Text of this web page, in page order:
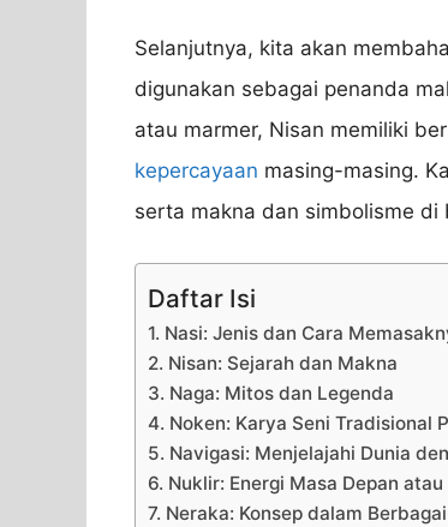
Selanjutnya, kita akan
digunakan sebagai penanda
atau marmer, Nisan memiliki
kepercayaan masing-masing.
serta makna dan simbolisme di
Daftar Isi
1. Nasi: Jenis dan Cara
2. Nisan: Sejarah dan Makna
3. Naga: Mitos dan Legenda
4. Noken: Karya Seni Tradisional
5. Navigasi: Menjelajahi Dunia
6. Nuklir: Energi Masa Depan
7. Neraka: Konsep dalam